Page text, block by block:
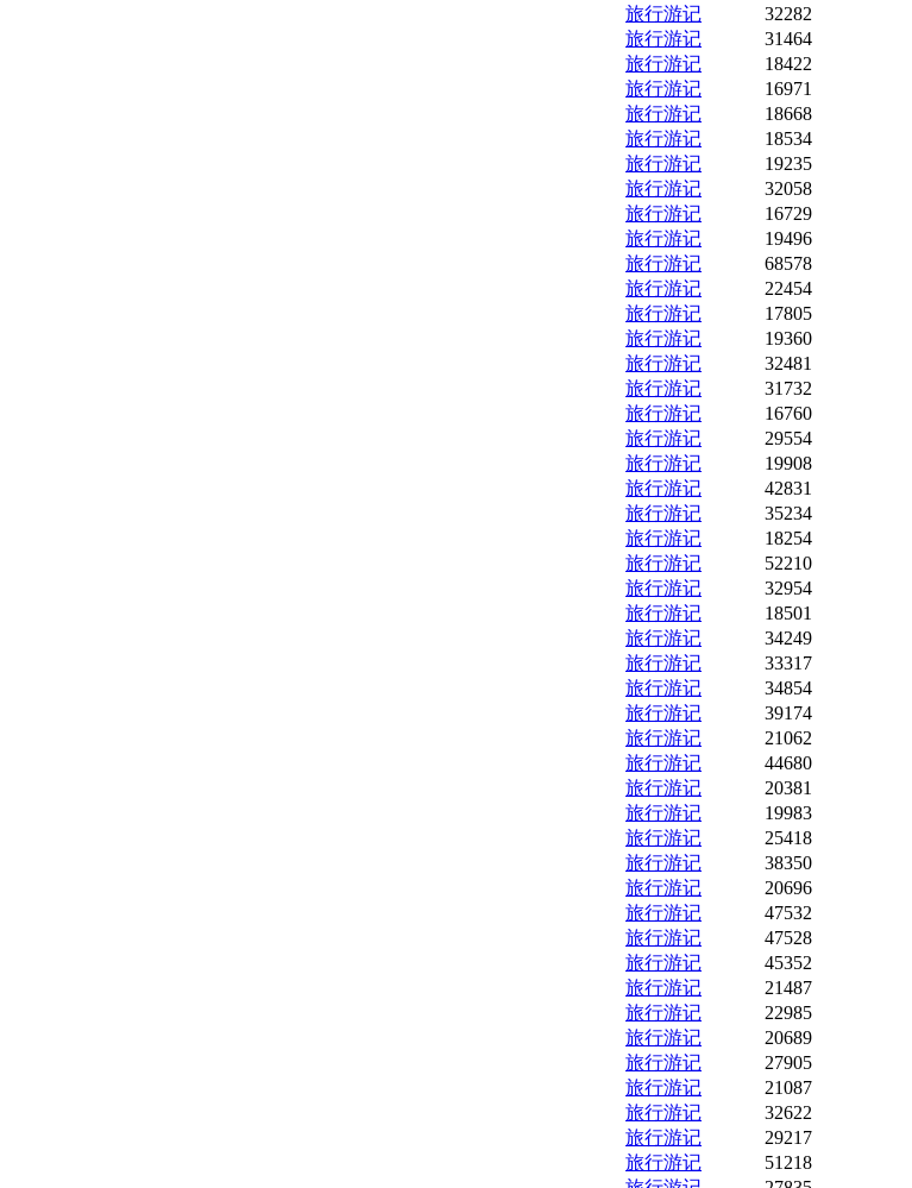
旅行游记
32282
旅行游记
31464
旅行游记
18422
旅行游记
16971
旅行游记
18668
旅行游记
18534
旅行游记
19235
旅行游记
32058
旅行游记
16729
旅行游记
19496
旅行游记
68578
旅行游记
22454
旅行游记
17805
旅行游记
19360
旅行游记
32481
旅行游记
31732
旅行游记
16760
旅行游记
29554
旅行游记
19908
旅行游记
42831
旅行游记
35234
旅行游记
18254
旅行游记
52210
旅行游记
32954
旅行游记
18501
旅行游记
34249
旅行游记
33317
旅行游记
34854
旅行游记
39174
旅行游记
21062
旅行游记
44680
旅行游记
20381
旅行游记
19983
旅行游记
25418
旅行游记
38350
旅行游记
20696
旅行游记
47532
旅行游记
47528
旅行游记
45352
旅行游记
21487
旅行游记
22985
旅行游记
20689
旅行游记
27905
旅行游记
21087
旅行游记
32622
旅行游记
29217
旅行游记
51218